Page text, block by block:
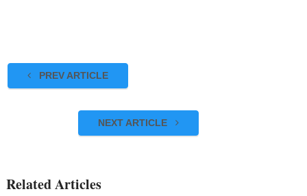
PREV ARTICLE
NEXT ARTICLE
Related Articles